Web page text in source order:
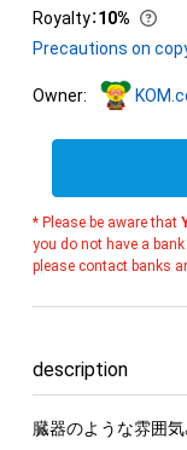
Royalty：10%
Precautions on
Owner:
* Please be aware that
you do not have a
please contact banks
description
臓器のような雰囲気